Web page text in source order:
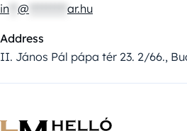
in @ ar.hu
Address
II. János Pál pápa tér 23. 2/66.,